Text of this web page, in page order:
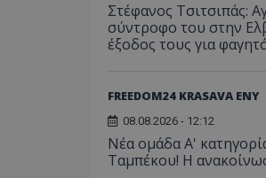
Στέφανος Τσιτσιπάς:
σύντροφο του στην
έξοδος τους για
FREEDOM24 KRASAVA ΕΝΥ
08.08.2026 - 12:12
Νέα ομάδα Α'
Ταμπέκου! Η